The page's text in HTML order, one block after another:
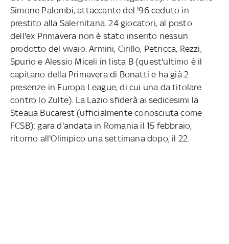
Simone Palombi, attaccante del '96 ceduto in
prestito alla Salernitana. 24 giocatori, al posto
dell'ex Primavera non è stato inserito nessun
prodotto del vivaio. Armini, Cirillo, Petricca, Rezzi,
Spurio e Alessio Miceli in lista B (quest'ultimo è il
capitano della Primavera di Bonatti e ha già 2
presenze in Europa League, di cui una da titolare
contro lo Zulte). La Lazio sfiderà ai sedicesimi la
Steaua Bucarest (ufficialmente conosciuta come
FCSB): gara d'andata in Romania il 15 febbraio,
ritorno all'Olimpico una settimana dopo, il 22.